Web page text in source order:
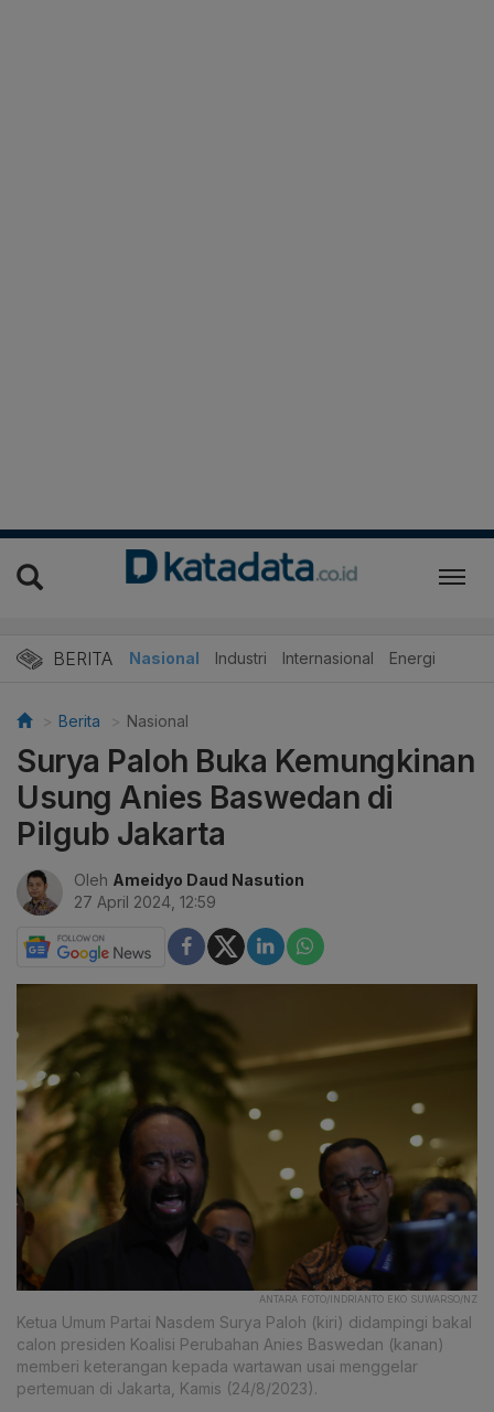
BERITA Nasional Industri Internasional Energi
Berita Nasional
Surya Paloh Buka Kemungkinan
Usung Anies Baswedan di
Pilgub Jakarta
Oleh Ameidyo Daud Nasution
27 April 2024, 12:59
ANTARA FOTO/INDRIANTO EKO SUWARSO/NZ
Ketua Umum Partai Nasdem Surya Paloh (kiri) didampingi bakal
calon presiden Koalisi Perubahan Anies Baswedan (kanan)
memberi keterangan kepada wartawan usai menggelar
pertemuan di Jakarta, Kamis (24/8/2023).